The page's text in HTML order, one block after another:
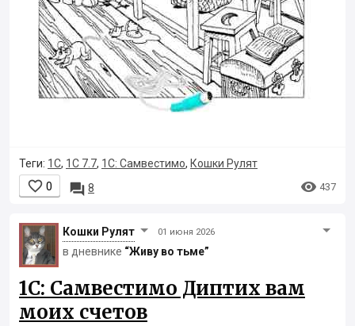
Теги: 1С, 1С 7.7, 1С: Самвестимо, Кошки Рулят
 0  8  437
Кошки Рyлят 01 июня 2026
в дневнике “Живу во тьме”
1С: Самвестимо Диптих вам
моих счетов